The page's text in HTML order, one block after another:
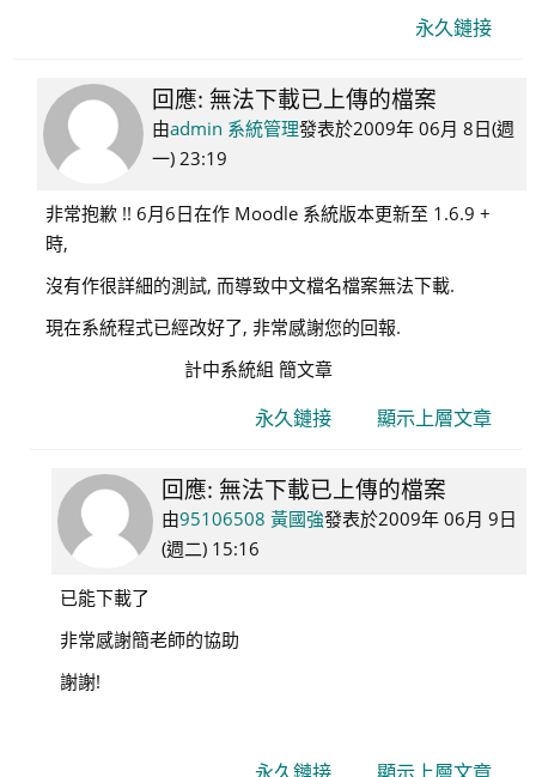
永久鏈接
In
reply
to
黃
強
回應: 無法下載已上傳的檔案
由admin 系統管理發表於2009年 06月 8日(週
一) 23:19
非常抱歉 !! 6月6日在作 Moodle 系統版本更新至 1.6.9 +
時,
沒有作很詳細的測試, 而導致中文檔名檔案無法下載.
現在系統程式已經改好了, 非常感謝您的回報.
計中系統組 簡文章
永久鏈接 顯示上層文章
In
reply
to
統
回應: 無法下載已上傳的檔案
由95106508 黃國強發表於2009年 06月 9日
(週二) 15:16
已能下載了
非常感謝簡老師的協助
謝謝!